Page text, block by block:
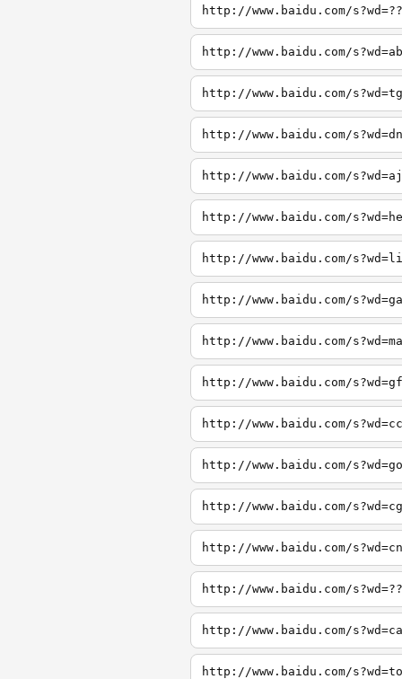
http://www.baidu.com/s?wd=??
http://www.baidu.com/s?wd=ab
http://www.baidu.com/s?wd=tg
http://www.baidu.com/s?wd=dn
http://www.baidu.com/s?wd=aj
http://www.baidu.com/
http://www.baidu.com/
http://www.baidu.com/
http://www.baidu.com/
http://www.baidu.com/
http://www.baidu.com/
http://www.baidu.com/
http://www.baidu.com/
http://www.baidu.com/
http://www.baidu.com/
http://www.baidu.com/
http://www.baidu.com/